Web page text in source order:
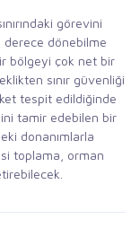
görevini
derece dönebilme
bölgeyi çok net bir
sınır güvenliği
tespit edildiğinde
tamir edebilen bir
donanımlarla
toplama, orman